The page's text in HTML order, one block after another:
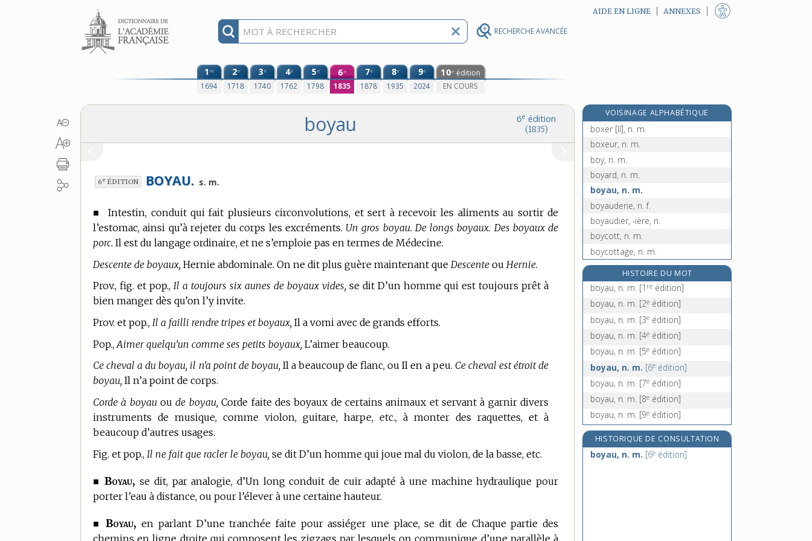
RECHERCHE AVANCÉE
Aller au contenu AIDE EN LIGNE ANNEXES
1re
1694
2e
1718
3e
1740
4e
1762
5e
1798
6e
1835
7e
1878
8e
1935
9e
2024
10e édition
EN COURS
6e édition
(1835)
boyau
6e ÉDITION BOYAU. s. m.
■Intestin, conduit qui fait plusieurs circonvolutions, et sert à recevoir les aliments au sortir de
l’estomac, ainsi qu’à rejeter du corps les excréments. Un gros boyau. De longs boyaux. Des boyaux de
porc. Il est du langage ordinaire, et ne s’emploie pas en termes de Médecine.
Descente de boyaux, Hernie abdominale. On ne dit plus guère maintenant que Descente ou Hernie.
Prov., fig. et pop.,Il a toujours six aunes de boyaux vides, se dit D’un homme qui est toujours prêt à
bien manger dès qu’on l’y invite.
Prov. et pop., Il a failli rendre tripes et boyaux, Il a vomi avec de grands efforts.
Pop., Aimer quelqu’un comme ses petits boyaux, L’aimer beaucoup.
Ce cheval a du boyau, il n’a point de boyau,Il a beaucoup de flanc, ou Il en a peu. Ce cheval est étroit de
boyau, Il n’a point de corps.
Corde à boyau oude boyau, Corde faite des boyaux de certains animaux et servant à garnir divers
instruments de musique, comme violon, guitare, harpe, etc., à monter des raquettes, et à
beaucoup d’autres usages.
Fig. et pop., Il ne fait que racler le boyau, se dit D’un homme qui joue mal du violon, de la basse, etc.
■Boyau, se dit, par analogie, d’Un long conduit de cuir adapté à une machine hydraulique pour
porter l’eau à distance, ou pour l’élever à une certaine hauteur.
■Boyau, en parlant D’une tranchée faite pour assiéger une place, se dit de Chaque partie des
chemins en ligne droite qui composent les zigzags par lesquels on communique d’une parallèle à
VOISINAGE ALPHABÉTIQUE
boxer [I], v. intr.
boxer [II], n. m.
boxeur, n. m.
boy, n. m.
boyard, n. m.
boyau, n. m.
boyauderie, n. f.
boyaudier, -ière, n.
boycott, n. m.
boycottage, n. m.
boycotter, v. tr.
boycotteur, -euse, n.
Br, symb.
brabançon, -onne, adj.
HISTOIRE DU MOT
boyau, n. m. [1 re édition]
boyau, n. m. [2e édition]
boyau, n. m. [3e édition]
boyau, n. m. [4e édition]
boyau, n. m. [5e édition]
boyau, n. m. [6e édition]
boyau, n. m. [7e édition]
boyau, n. m. [8e édition]
boyau, n. m. [9e édition]
HISTORIQUE DE CONSULTATION
boyau, n. m. [6e édition]